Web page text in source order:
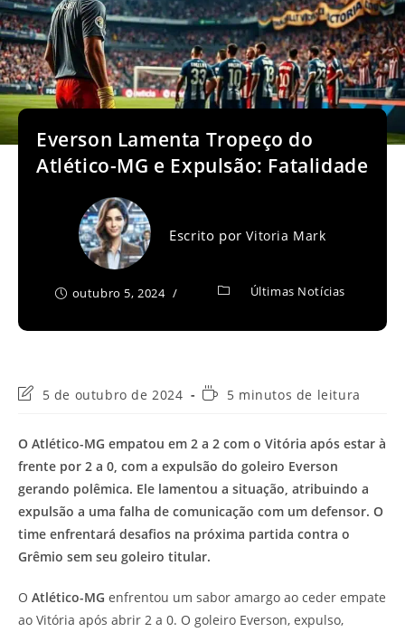
Everson Lamenta Tropeço do
Atlético-MG e Expulsão: Fatalidade
Escrito porVitoria Mark
outubro 5, 2024 Últimas Notícias
Última
post:
5 de outubro de 2024
Tempo5 minutos de leitura
O Atlético-MG empatou em 2 a 2 com o Vitória após estar à
frente por 2 a 0, com a expulsão do goleiro Everson
gerando polêmica. Ele lamentou a situação, atribuindo a
expulsão a uma falha de comunicação com um defensor. O
time enfrentará desafios na próxima partida contra o
Grêmio sem seu goleiro titular.
O Atlético-MG enfrentou um sabor amargo ao ceder empate
ao Vitória após abrir 2 a 0. O goleiro Everson, expulso,